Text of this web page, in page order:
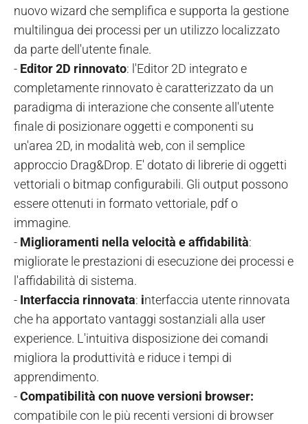
nuovo wizard che semplifica e supporta la gestione
multilingua dei processi per un utilizzo localizzato
da parte dell'utente finale.
- Editor 2D rinnovato: l'Editor 2D integrato e
completamente rinnovato è caratterizzato da un
paradigma di interazione che consente all'utente
finale di posizionare oggetti e componenti su
un'area 2D, in modalità web, con il semplice
approccio Drag&Drop. E' dotato di librerie di oggetti
vettoriali o bitmap configurabili. Gli output possono
essere ottenuti in formato vettoriale, pdf o
immagine.
- Miglioramenti nella velocità e affidabilità:
migliorate le prestazioni di esecuzione dei processi e
l'affidabilità di sistema.
- Interfaccia rinnovata: interfaccia utente rinnovata
che ha apportato vantaggi sostanziali alla user
experience. L'intuitiva disposizione dei comandi
migliora la produttività e riduce i tempi di
apprendimento.
-Compatibilità con nuove versioni browser:
compatibile con le più recenti versioni di browser